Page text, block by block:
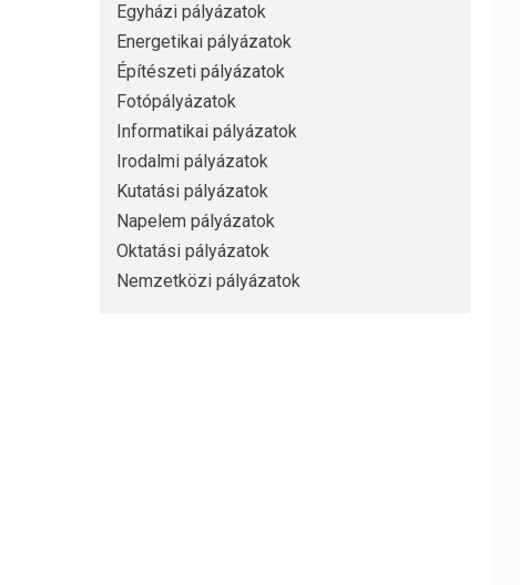
Egyházi pályázatok
Energetikai pályázatok
Építészeti pályázatok
Fotópályázatok
Informatikai pályázatok
Irodalmi pályázatok
Kutatási pályázatok
Napelem pályázatok
Oktatási pályázatok
Nemzetközi pályázatok